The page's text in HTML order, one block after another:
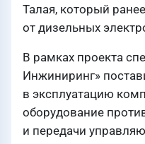
Талая, который
от дизельных
В рамках проекта
Инжиниринг»
в эксплуатацию
оборудование
и передачи